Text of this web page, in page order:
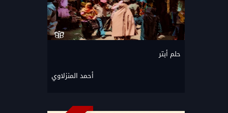
حلم أبتر
أحمد المنزلاوي